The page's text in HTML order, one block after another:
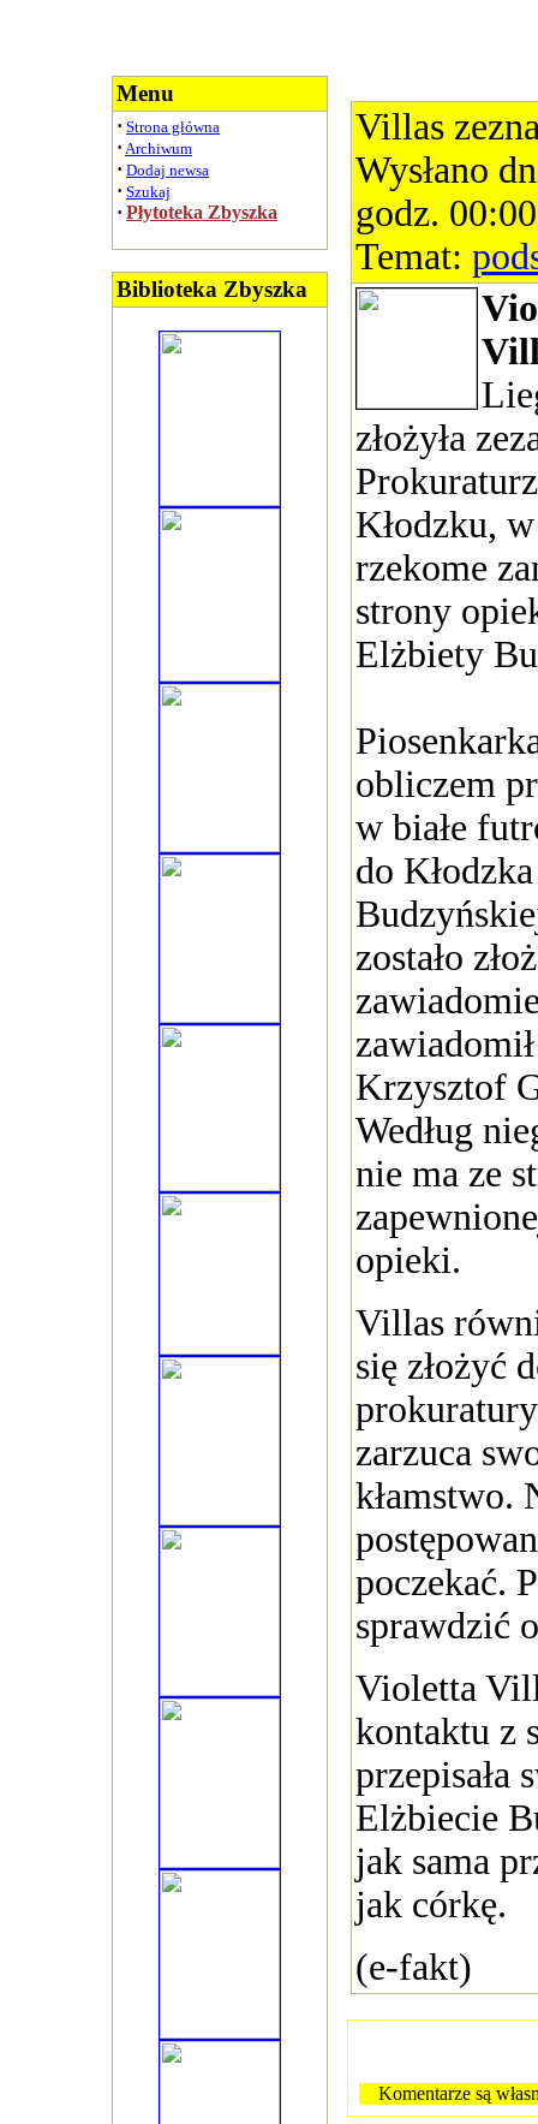
Menu
· Strona główna
· Archiwum
· Dodaj newsa
· Szukaj
· Płytoteka Zbyszka
Biblioteka Zbyszka
Villas
Wysłano
godz.
Temat:
złożyła
Kłodzku,
rzekome
strony
Elżbiety
obliczem
w białe
do
zostało
Krzysztof
Według
nie ma ze
opieki.
Villas
się złożyć
zarzuca
kłamstwo.
poczekać.
sprawdzić
Violetta
kontaktu z
przepisała
Elżbiecie
jak sama
jak córkę.
(e-fakt)
Komentarze są